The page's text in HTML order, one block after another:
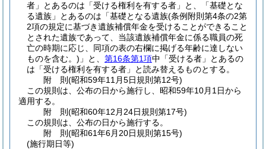
者」とあるのは「受ける権利を有する者」と、「基礎とな
る遺族」とあるのは「基礎となる遺族(条例附則第4条の2第
2項の規定に基づき遺族補償年金を受けることができること
とされた遺族であって、当該遺族補償年金に係る職員の死
亡の時期に応じ、同項の表の右欄に掲げる年齢に達しない
ものを含む。) 」と、 第16条第1項中「受ける者」とあるの
は「受ける権利を有する者」と読み替えるものとする。
附 則(昭和59年11月5日規則第12号)
この規則は、公布の日から施行し、昭和59年10月1日から
適用する。
附 則(昭和60年12月24日規則第17号)
この規則は、公布の日から施行する。
附 則(昭和61年6月20日規則第15号)
(施行期日等)